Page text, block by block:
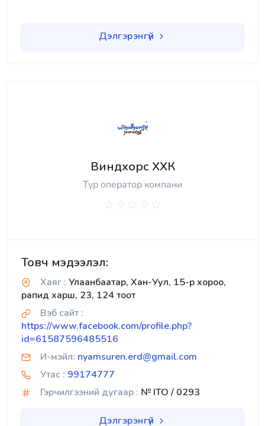
Дэлгэрэнгүй
Виндхорс ХХК
Тур оператор компани
Товч мэдээлэл:
Хаяг : Улаанбаатар, Хан-Уул, 15-р хороо,
рапид харш, 23, 124 тоот
Вэб сайт :
https://www.facebook.com/profile.php?
id=61587596485516
И-мэйл: nyamsuren.erd@gmail.com
Утас : 99174777
Гэрчилгээний дугаар : № ITO / 0293
Дэлгэрэнгүй